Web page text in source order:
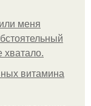
меня
хватало.
витамина